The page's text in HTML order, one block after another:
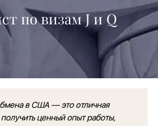
по визам J и Q
в США — это отличная
ценный опыт работы,